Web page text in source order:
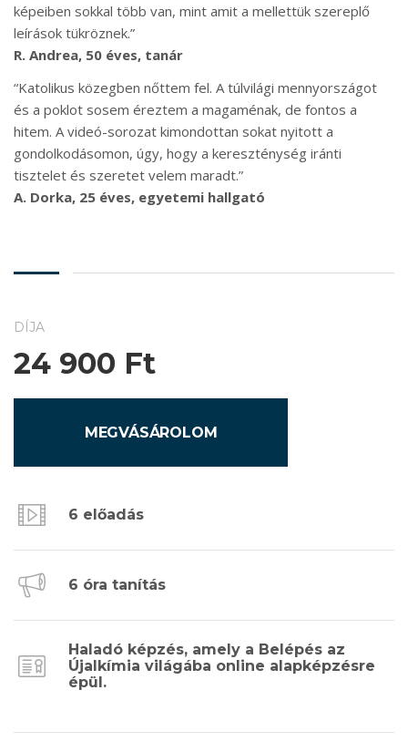
képeiben sokkal több van, mint amit a mellettük szereplő
leírások tükröznek.”
R. Andrea, 50 éves, tanár
“Katolikus közegben nőttem fel. A túlvilági mennyországot
és a poklot sosem éreztem a magaménak, de fontos a
hitem. A videó-sorozat kimondottan sokat nyitott a
gondolkodásomon, úgy, hogy a kereszténység iránti
tisztelet és szeretet velem maradt.”
A. Dorka, 25 éves, egyetemi hallgató
DÍJA
24 900 Ft
MEGVÁSÁROLOM
6 előadás
6 óra tanítás
Haladó képzés, amely a Belépés az
Újalkímia világába online alapképzésre
épül.